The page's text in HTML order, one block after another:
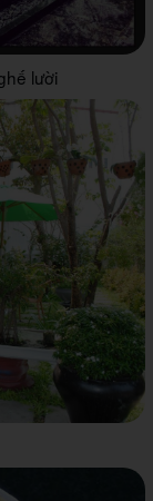
lười